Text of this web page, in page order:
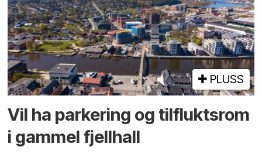
PLUSS
Vil ha parkering og tilflukts­rom
i gammel fjellhall